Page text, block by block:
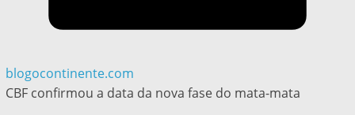
blogocontinente.com
CBF confirmou a data da nova fase do mata-mata